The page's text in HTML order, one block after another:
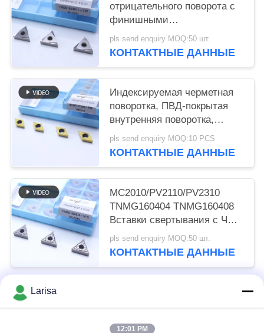
отрицательного поворота с
финишными
шифровальщиками
мощностью 2 Вт и классом
pls send enquiry MOQ:50 шт.
КОНТАКТНЫЕ ДАННЫЕ
Индексируемая черметная
поворотка, ПВД-покрытая
внутренняя поворотка,
финишный шифровальник
DCMT11T302, золотой цвет
pls send enquiry MOQ:10 PCS
КОНТАКТНЫЕ ДАННЫЕ
MC2010/PV2110/PV2310
TNMG160404 TNMG160408
Вставки свертывания с ЧПУ
Серметные вставки
свертывания для станков с
ЧПУ в 5FG-чип-брекерах
pls send enquiry MOQ:50 шт.
КОНТАКТНЫЕ ДАННЫЕ
Популярные категории
Larisa
12:01 PM